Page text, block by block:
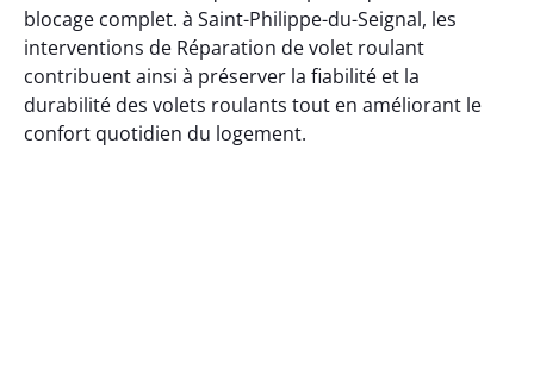
blocage complet. à Saint-Philippe-du-Seignal, les
interventions de Réparation de volet roulant
contribuent ainsi à préserver la fiabilité et la
durabilité des volets roulants tout en améliorant le
confort quotidien du logement.